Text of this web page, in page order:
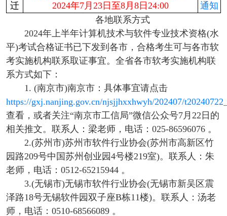
迁
2024年7月23日至8月8日24:00
通知
各地联系方式
2024年上半年计算机技术与软件专业技术资格(水
平)考试合格证书已下发到各市，合格考生可与各市软
考实施机构联系取证事宜。全省各市软考实施机构联
系方式如下：
1. (南京市)南京市：具体事宜请点击
https://gxj.nanjing.gov.cn/njsjjhxxhwyh/202407/
查看，或者关注“南京市工信局”微信公众号7月22日的
相关推文。联系人：梁老师，电话：025-86596076 。
2.(苏州市)苏州市软件行业协会(苏州市高新区竹
园路209号中国苏州创业园4号楼219室)。联系人：朱
老师，电话：0512-65215944 。
3.(无锡市)无锡市软件行业协会(无锡市新吴区震
泽路18号无锡软件园双子座B栋11楼)。联系人：汤老
师，电话：0510-68566089 。